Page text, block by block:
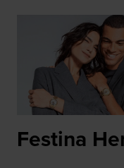
Festina